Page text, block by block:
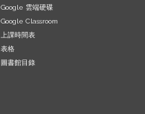
Google 雲端硬碟
Google Classroom
上課時間表
表格
圖書館目錄